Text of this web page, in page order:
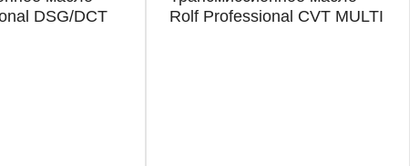
DSG/DCT
Rolf Professional CVT MULTI
время
данные
запись